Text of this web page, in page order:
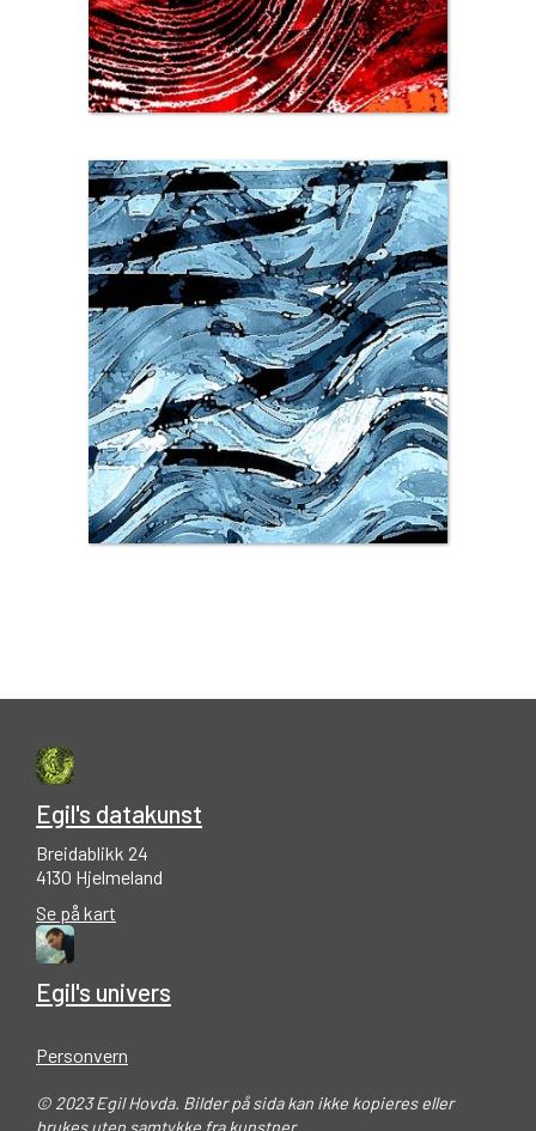
Egil's datakunst
Breidablikk 24
4130 Hjelmeland
Se på kart
Egil's univers
Personvern
© 2023 Egil Hovda. Bilder på sida kan ikke kopieres eller
brukes uten samtykke fra kunstner.